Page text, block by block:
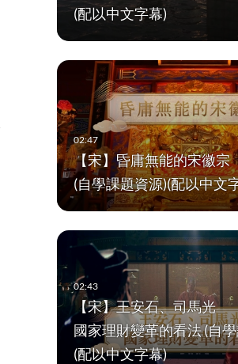
(配以中文字幕)
【宋】昏庸無能的宋徽宗
(自學課題資源)(配以中文
【宋】王安石、司馬光
國家理財變革的看法 (自
(配以中文字幕)